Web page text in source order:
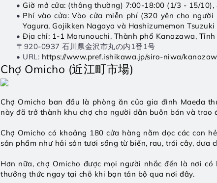
Giờ mở cửa: (thông thường) 7:00-18:00 (1/3 - 15/
Phí vào cửa: Vào cửa miễn phí (320 yên cho
Yagura, Gojikken Nagaya và Hashizumemon Tsuzuki
Địa chỉ: 1-1 Marunouchi, Thành phố Kanazawa,
		〒920-0937 石川県金沢市丸の内1番1号
URL: https://www.pref.ishikawa.jp/siro-niwa/
Chợ Omicho (近江町市場)
Chợ Omicho ban đầu là phòng ăn của gia đình Maeda
này đã trở thành khu chợ cho người dân buôn bán và trao
Chợ Omicho có khoảng 180 cửa hàng nằm dọc các con
sản phẩm như hải sản tươi sống từ biển, rau, trái cây, dưa
Hơn nữa, chợ Omicho được mọi người nhắc đến là nơi
thưởng thức ngay tại chỗ khi bạn tản bộ qua nơi đây.